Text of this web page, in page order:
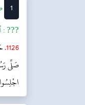
1
??? :
1126.
صَلَّى